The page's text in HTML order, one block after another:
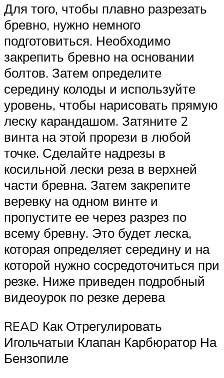
Для того, чтобы плавно разрезать
бревно, нужно немного
подготовиться. Необходимо
закрепить бревно на основании
болтов. Затем определите
середину колоды и используйте
уровень, чтобы нарисовать прямую
леску карандашом. Затяните 2
винта на этой прорези в любой
точке. Сделайте надрезы в
косильной лески реза в верхней
части бревна. Затем закрепите
веревку на одном винте и
пропустите ее через разрез по
всему бревну. Это будет леска,
которая определяет середину и на
которой нужно сосредоточиться при
резке. Ниже приведен подробный
видеоурок по резке дерева
READ Как Отрегулировать
Игольчатыи Клапан Карбюратор На
Бензопиле